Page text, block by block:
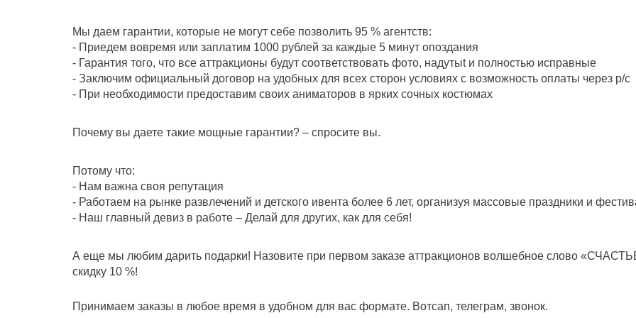
Мы даем гарантии, которые не могут себе позволить 95 % агентств:
- Приедем вовремя или заплатим 1000 рублей за каждые 5 минут опоздания
- Гарантия того, что все аттракционы будут соответствовать фото, надутыt и полностью исправные
- Заключим официальный договор на удобных для всех сторон условиях с возможность оплаты через р/с
- При необходимости предоставим своих аниматоров в ярких сочных костюмах
Почему вы даете такие мощные гарантии? – спросите вы.
Потому что:
- Нам важна своя репутация
- Работаем на рынке развлечений и детского ивента более 6 лет, организуя массовые праздники и
- Наш главный девиз в работе – Делай для других, как для себя!
А еще мы любим дарить подарки! Назовите при первом заказе аттракционов волшебное слово
скидку 10 %!
Принимаем заказы в любое время в удобном для вас формате. Вотсап, телеграм, звонок.